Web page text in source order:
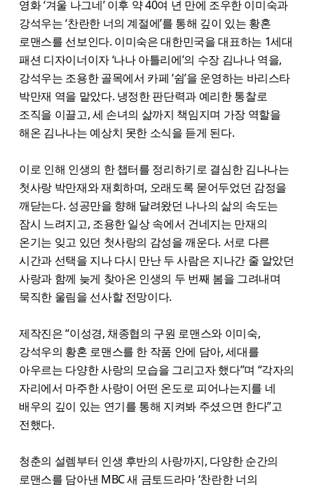
영화 ‘겨울 나그네’ 이후 약 40여 년 만에 조우한 이미숙과
강석우는 ‘찬란한 너의 계절에’를 통해 깊이 있는 황혼
로맨스를 선보인다. 이미숙은 대한민국을 대표하는 1세대
패션 디자이너이자 ‘나나 아틀리에’의 수장 김나나 역을,
강석우는 조용한 골목에서 카페 ‘쉼’을 운영하는 바리스타
박만재 역을 맡았다. 냉정한 판단력과 예리한 통찰로
조직을 이끌고, 세 손녀의 삶까지 책임지며 가장 역할을
해온 김나나는 예상치 못한 소식을 듣게 된다.
이로 인해 인생의 한 챕터를 정리하기로 결심한 김나나는
첫사랑 박만재와 재회하며, 오래도록 묻어두었던 감정을
깨닫는다. 성공만을 향해 달려왔던 나나의 삶의 속도는
잠시 느려지고, 조용한 일상 속에서 건네지는 만재의
온기는 잊고 있던 첫사랑의 감성을 깨운다. 서로 다른
시간과 선택을 지나 다시 만난 두 사람은 지나간 줄 알았던
사랑과 함께 늦게 찾아온 인생의 두 번째 봄을 그려내며
묵직한 울림을 선사할 전망이다.
제작진은 “이성경, 채종협의 구원 로맨스와 이미숙,
강석우의 황혼 로맨스를 한 작품 안에 담아, 세대를
아우르는 다양한 사랑의 모습을 그리고자 했다”며 “각자의
자리에서 마주한 사랑이 어떤 온도로 피어나는지를 네
배우의 깊이 있는 연기를 통해 지켜봐 주셨으면 한다”고
전했다.
청춘의 설렘부터 인생 후반의 사랑까지, 다양한 순간의
로맨스를 담아낸 MBC 새 금토드라마 ‘찬란한 너의